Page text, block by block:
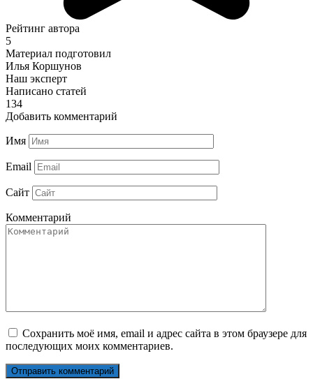
Рейтинг автора
5
Материал подготовил
Илья Коршунов
Наш эксперт
Написано статей
134
Добавить комментарий
Имя
Email
Сайт
Комментарий
Сохранить моё имя, email и адрес сайта в этом браузере для
последующих моих комментариев.